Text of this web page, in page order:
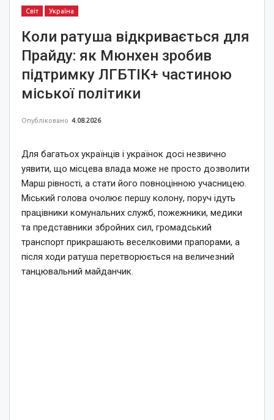
Світ Україна
Коли ратуша відкривається для
Прайду: як Мюнхен зробив
підтримку ЛГБТІК+ частиною
міської політики
Опубліковано 4.08.2026
Для багатьох українців і українок досі незвично
уявити, що місцева влада може не просто дозволити
Марш рівності, а стати його повноцінною учасницею.
Міський голова очолює першу колону, поруч ідуть
працівники комунальних служб, пожежники, медики
та представники збройних сил, громадський
транспорт прикрашають веселковими прапорами, а
після ходи ратуша перетворюється на величезний
танцювальний майданчик.